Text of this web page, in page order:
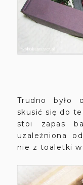
Trudno było
skusić się do
stoi zapas
uzależniona
nie z toaletki